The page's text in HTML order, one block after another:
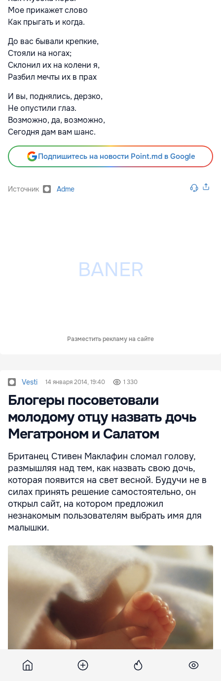
Мое прикажет слово
Как прыгать и когда.
До вас бывали крепкие,
Стояли на ногах;
Склонил их на колени я,
Разбил мечты их в прах
И вы, поднялись, дерзко,
Не опустили глаз.
Возможно, да, возможно,
Сегодня дам вам шанс.
Подпишитесь на новости Point.md в Google
Источник Adme
Разместить рекламу на сайте
Vesti 14 января 2014, 19:40 1 330
Блогеры посоветовали
молодому отцу назвать дочь
Мегатроном и Салатом
Британец Стивен Маклафин сломал голову,
размышляя над тем, как назвать свою дочь,
которая появится на свет весной. Будучи не в
силах принять решение самостоятельно, он
открыл сайт, на котором предложил
незнакомым пользователям выбрать имя для
малышки.